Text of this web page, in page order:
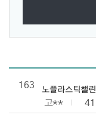
관람후기 목록으로 번
163
노플라스틱챌
고** 41